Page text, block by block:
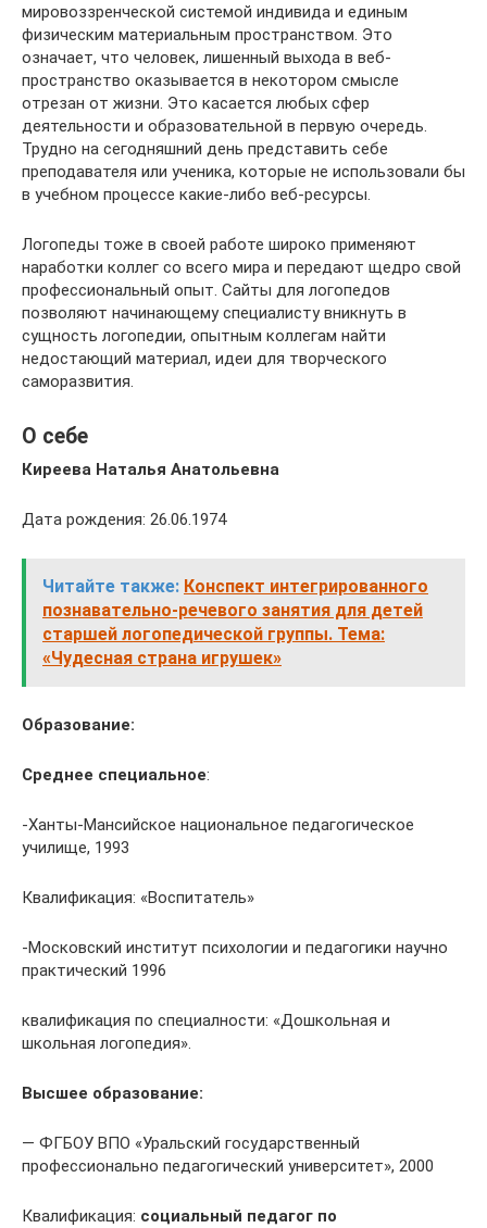
мировоззренческой системой индивида и единым
физическим материальным пространством. Это
означает, что человек, лишенный выхода в веб-
пространство оказывается в некотором смысле
отрезан от жизни. Это касается любых сфер
деятельности и образовательной в первую очередь.
Трудно на сегодняшний день представить себе
преподавателя или ученика, которые не использовали бы
в учебном процессе какие-либо веб-ресурсы.
Логопеды тоже в своей работе широко применяют
наработки коллег со всего мира и передают щедро свой
профессиональный опыт. Сайты для логопедов
позволяют начинающему специалисту вникнуть в
сущность логопедии, опытным коллегам найти
недостающий материал, идеи для творческого
саморазвития.
О себе
Киреева Наталья Анатольевна
Дата рождения: 26.06.1974
Читайте также: Конспект интегрированного
познавательно-речевого занятия для детей
старшей логопедической группы. Тема:
«Чудесная страна игрушек»
Образование:
Среднее специальное:
-Ханты-Мансийское национальное педагогическое
училище, 1993
Квалификация: «Воспитатель»
-Московский институт психологии и педагогики научно
практический 1996
квалификация по специалности: «Дошкольная и
школьная логопедия».
Высшее образование:
— ФГБОУ ВПО «Уральский государственный
профессионально педагогический университет», 2000
Квалификация: социальный педагог по